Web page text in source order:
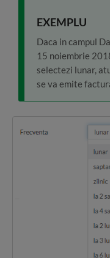
EXEMPLU
Daca in campul
15 noiembrie
selectezi lunar,
se va emite